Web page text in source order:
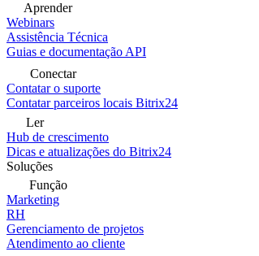
Aprender
Webinars
Assistência Técnica
Guias e documentação API
Conectar
Contatar o suporte
Contatar parceiros locais Bitrix24
Ler
Hub de crescimento
Dicas e atualizações do Bitrix24
Soluções
Função
Marketing
RH
Gerenciamento de projetos
Atendimento ao cliente